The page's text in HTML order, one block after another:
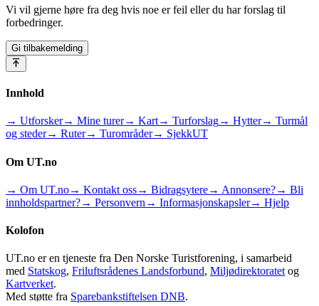
Vi vil gjerne høre fra deg hvis noe er feil eller du har forslag til
forbedringer.
Gi tilbakemelding
Innhold
→ Utforsker→ Mine turer→ Kart→ Turforslag→ Hytter→ Turmål
og steder→ Ruter→ Turområder→ SjekkUT
Om UT.no
→ Om UT.no→ Kontakt oss→ Bidragsytere→ Annonsere?→ Bli
innholdspartner?→ Personvern → Informasjonskapsler→ Hjelp
Kolofon
UT.no er en tjeneste fra Den Norske Turistforening, i samarbeid
med Statskog, Friluftsrådenes Landsforbund, Miljødirektoratet og
Kartverket.
Med støtte fra Sparebankstiftelsen DNB.